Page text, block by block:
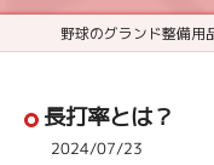
長打率とは？
2024/07/23